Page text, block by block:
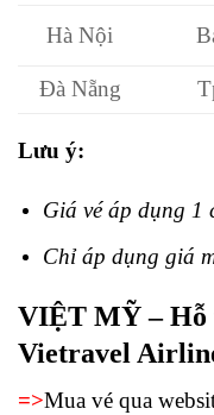
Hà Nội
Đà Nẵng
Lưu ý:
Giá vé áp dụng 1
Chỉ áp dụng giá
VIỆT MỸ – Hỗ
Vietravel
=>Mua vé qua